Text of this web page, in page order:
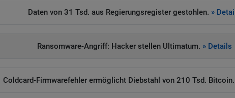
Daten von 31 Tsd. aus Regierungsregister gestohlen. »
Ransomware-Angriff: Hacker stellen Ultimatum. » Details
Coldcard-Firmwarefehler ermöglicht Diebstahl von 210 Tsd. Bitcoin.